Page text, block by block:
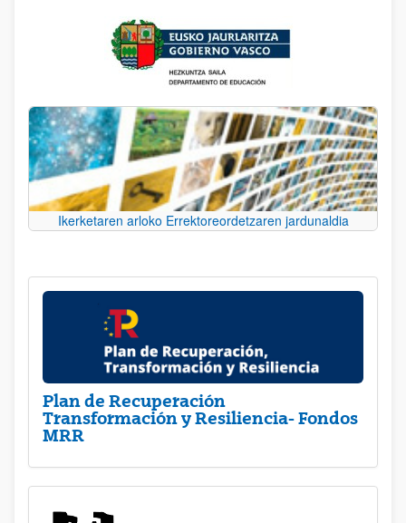
Ikerketaren arloko Errektoreordetzaren jardunaldia
Plan de Recuperación
Transformación y Resiliencia- Fondos
MRR